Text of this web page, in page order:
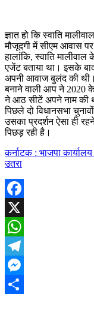
ज्ञात हो कि स्वाति
मौजूदगी में सीएम आवास
हालांकि, स्वाति
एजेंट बताया था। इसके
अपनी आवाज बुलंद की
बनाने वाली आप ने 2020
ने आठ सीटें अपने नाम की
पिछले दो विधानसभा
उसका प्रदर्शन ऐसा ही
पिछड़ रही है।
कर्नाटक : भाजपा
उतरा
Facebook
X
WhatsApp
Telegram
Messenger